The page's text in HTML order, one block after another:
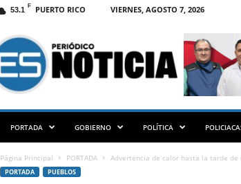
53.1 F PUERTO RICO VIERNES, AGOSTO 7, 2026
PORTADA GOBIERNO POLÍTICA
Página Principal PORTADA Advertencia de calor hasta la tarde de
PORTADA PUEBLOS